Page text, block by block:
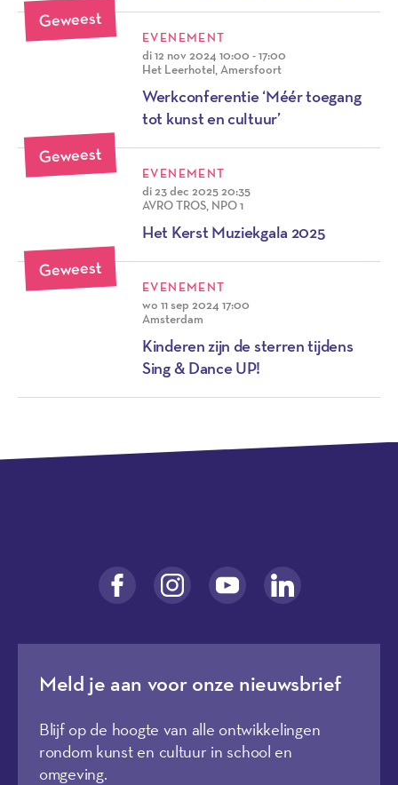
Geweest
EVENEMENT
di 12 nov 2024 10:00 - 17:00
Het Leerhotel, Amersfoort
Werkconferentie ‘Méér toegang
tot kunst en cultuur’
Geweest
EVENEMENT
di 23 dec 2025 20:35
AVRO TROS, NPO 1
Het Kerst Muziekgala 2025
Geweest
EVENEMENT
wo 11 sep 2024 17:00
Amsterdam
Kinderen zijn de sterren tijdens
Sing & Dance UP!
Meld je aan voor onze nieuwsbrief
Blijf op de hoogte van alle ontwikkelingen
rondom kunst en cultuur in school en
omgeving.